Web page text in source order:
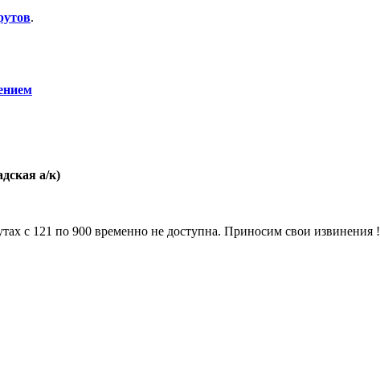
.
а/к)
с 121 по 900 временно не доступна. Приносим свои извинения !